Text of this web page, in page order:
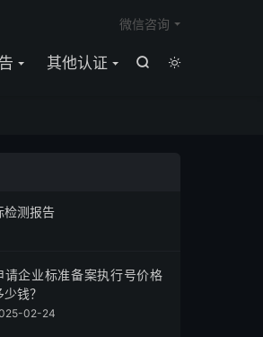


其他认证
微信咨询
检测报告
请企业标准备案执行号价格
少钱？
02-24